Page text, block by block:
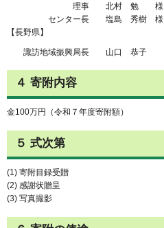
理事 北村 勉 様
センター長 塩島 秀樹 様
【長野県】
諏訪地域振興局長 山口 恭子
４ 寄附内容
金100万円（令和７年度寄附額）
５ 式次第
(1) 寄附目録受贈
(2) 感謝状贈呈
(3) 写真撮影